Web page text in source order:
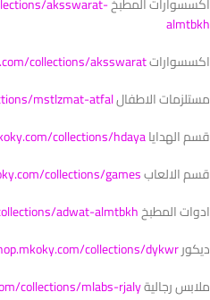
almtbkh
اكسسواراتcollections/aksswarat
مستلزمات الاطفالmstlzmat-atfal
قسم الهداياcollections/hdaya
قسم الالعابcollections/games
ادوات المطبخadwat-almtbkh
ديكورcollections/dykwr
ملابس رجاليةcollections/mlabs-rjaly